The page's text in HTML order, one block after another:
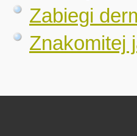
Zabiegi
Znakomitej